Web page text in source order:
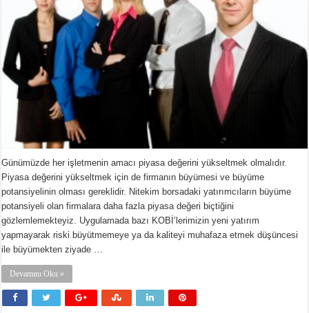
Günümüzde her işletmenin amacı piyasa değerini yükseltmek olmalıdır.
Piyasa değerini yükseltmek için de firmanın büyümesi ve büyüme
potansiyelinin olması gereklidir. Nitekim borsadaki yatırımcıların büyüme
potansiyeli olan firmalara daha fazla piyasa değeri biçtiğini
gözlemlemekteyiz. Uygulamada bazı KOBİ’lerimizin yeni yatırım
yapmayarak riski büyütmemeye ya da kaliteyi muhafaza etmek düşüncesi
ile büyümekten ziyade …
Devamını Oku »